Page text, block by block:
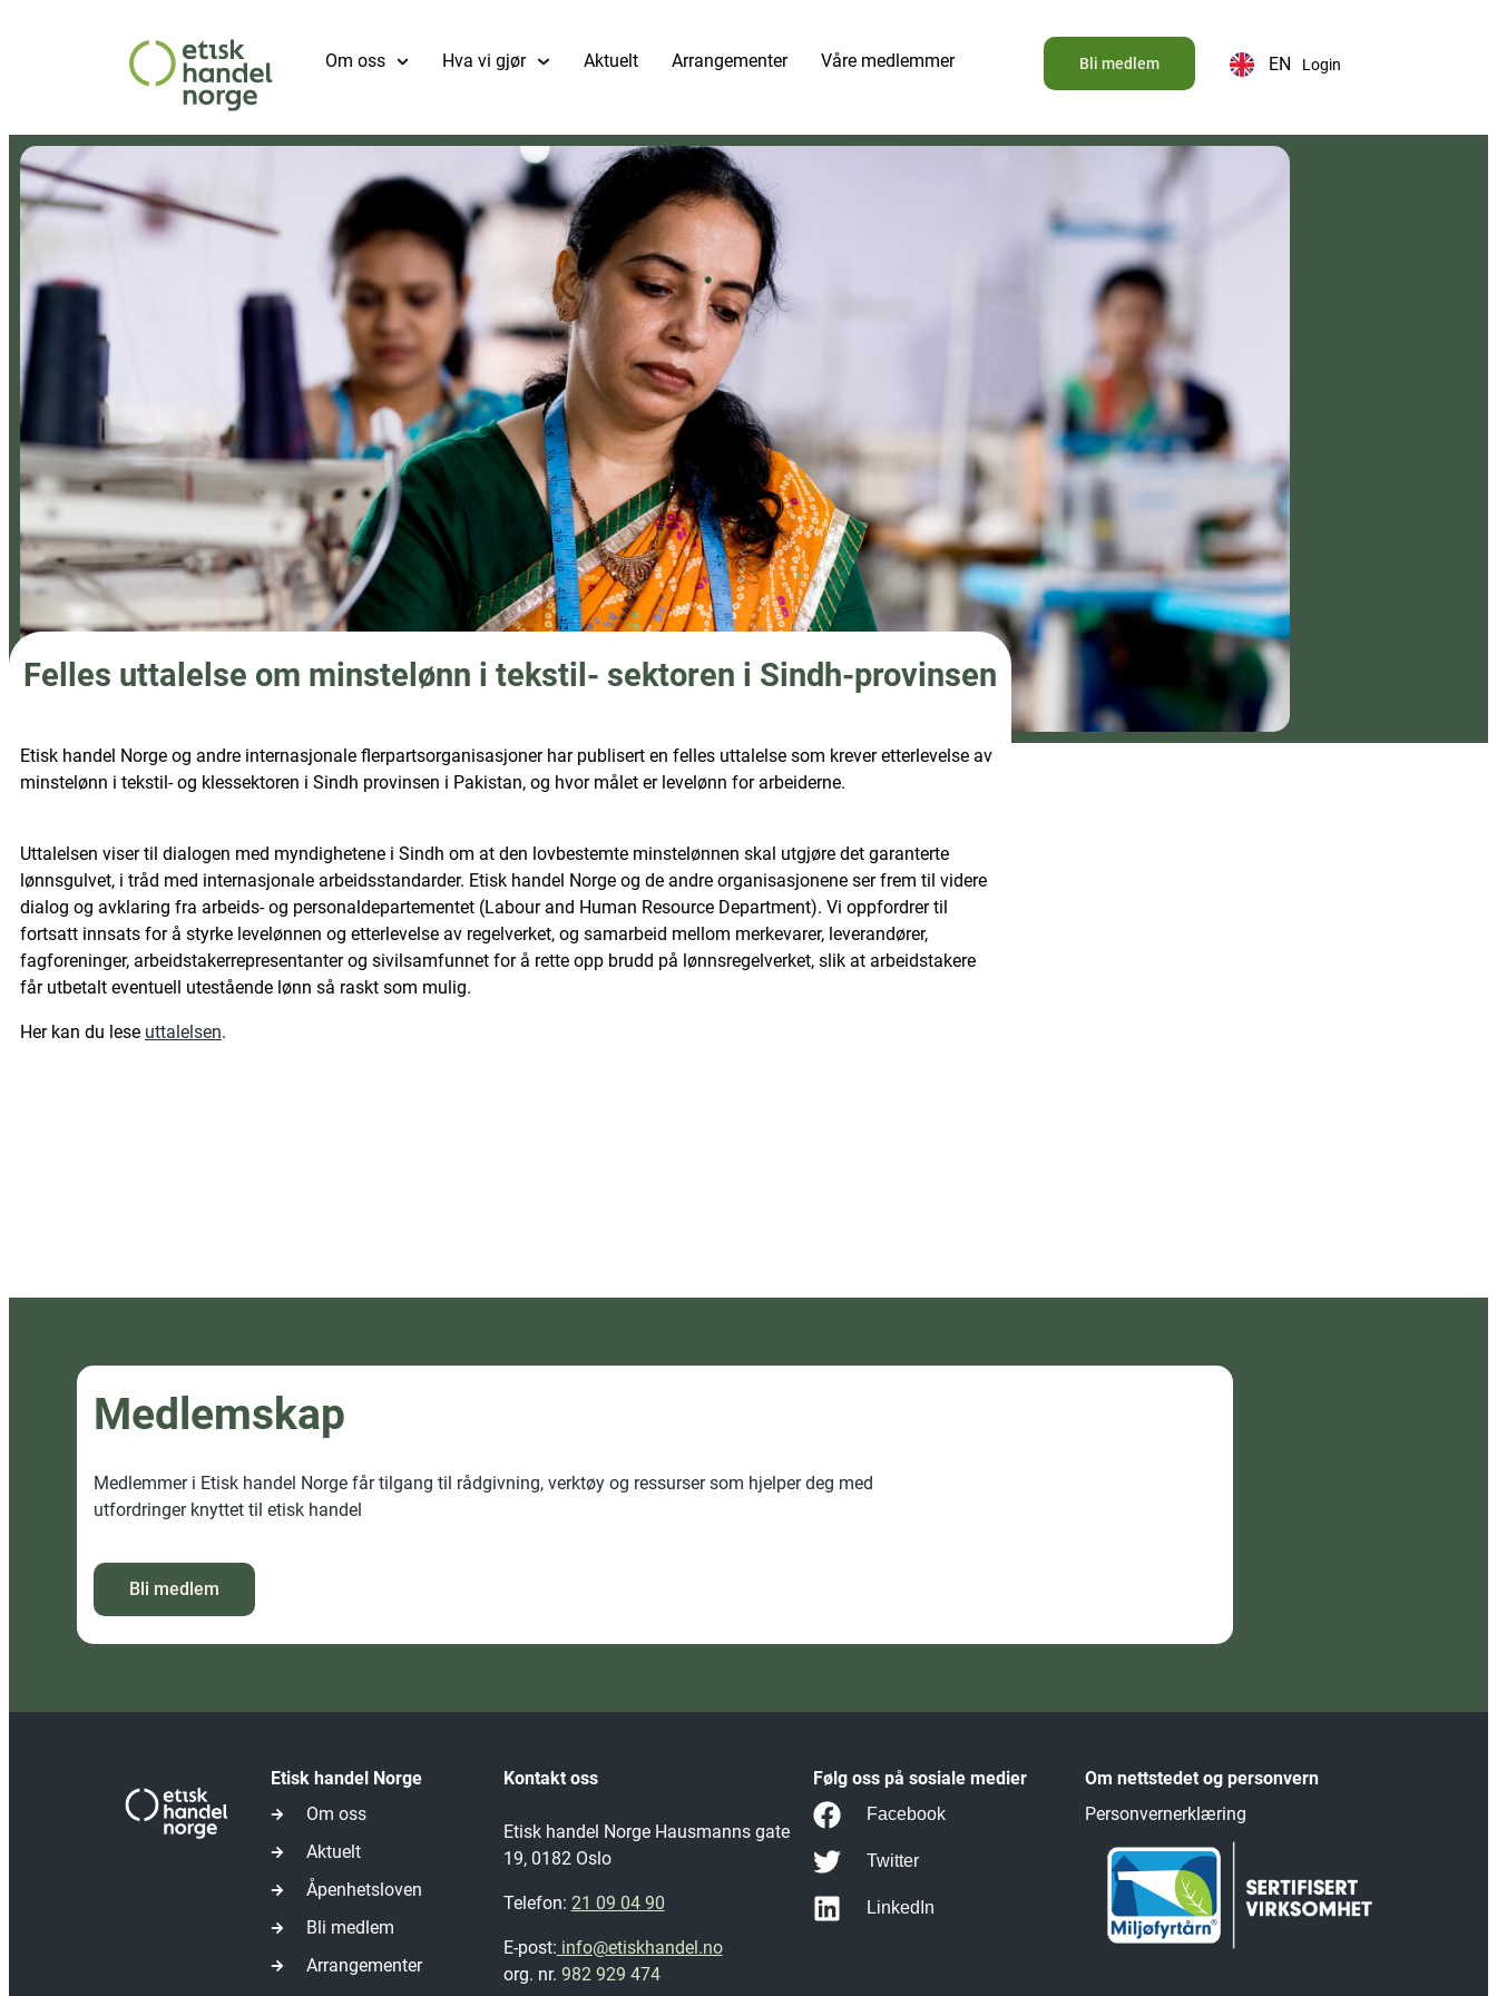
Om oss Hva vi gjør Aktuelt Arrangementer Våre medlemmer EN Login
Bli medlem
Felles uttalelse om minstelønn i tekstil- sektoren i Sindh-provinsen
Etisk handel Norge og andre internasjonale flerpartsorganisasjoner har publisert en felles uttalelse som krever etterlevelse av
minstelønn i tekstil- og klessektoren i Sindh provinsen i Pakistan, og hvor målet er levelønn for arbeiderne.
Uttalelsen viser til dialogen med myndighetene i Sindh om at den lovbestemte minstelønnen skal utgjøre det garanterte
lønnsgulvet, i tråd med internasjonale arbeidsstandarder. Etisk handel Norge og de andre organisasjonene ser frem til videre
dialog og avklaring fra arbeids- og personaldepartementet (Labour and Human Resource Department). Vi oppfordrer til
fortsatt innsats for å styrke levelønnen og etterlevelse av regelverket, og samarbeid mellom merkevarer, leverandører,
fagforeninger, arbeidstakerrepresentanter og sivilsamfunnet for å rette opp brudd på lønnsregelverket, slik at arbeidstakere
får utbetalt eventuell utestående lønn så raskt som mulig.
Her kan du lese uttalelsen.
Medlemskap
Medlemmer i Etisk handel Norge får tilgang til rådgivning, verktøy og ressurser som hjelper deg med
utfordringer knyttet til etisk handel
Bli medlem
Etisk handel Norge
Om oss
Aktuelt
Åpenhetsloven
Bli medlem
Arrangementer
Kontakt oss
Etisk handel Norge Hausmanns gate
19, 0182 Oslo
Telefon: 21 09 04 90
E-post: info@etiskhandel.no
org. nr. 982 929 474
Følg oss på sosiale medier
Facebook
Twitter
LinkedIn
Om nettstedet og personvern
Personvernerklæring